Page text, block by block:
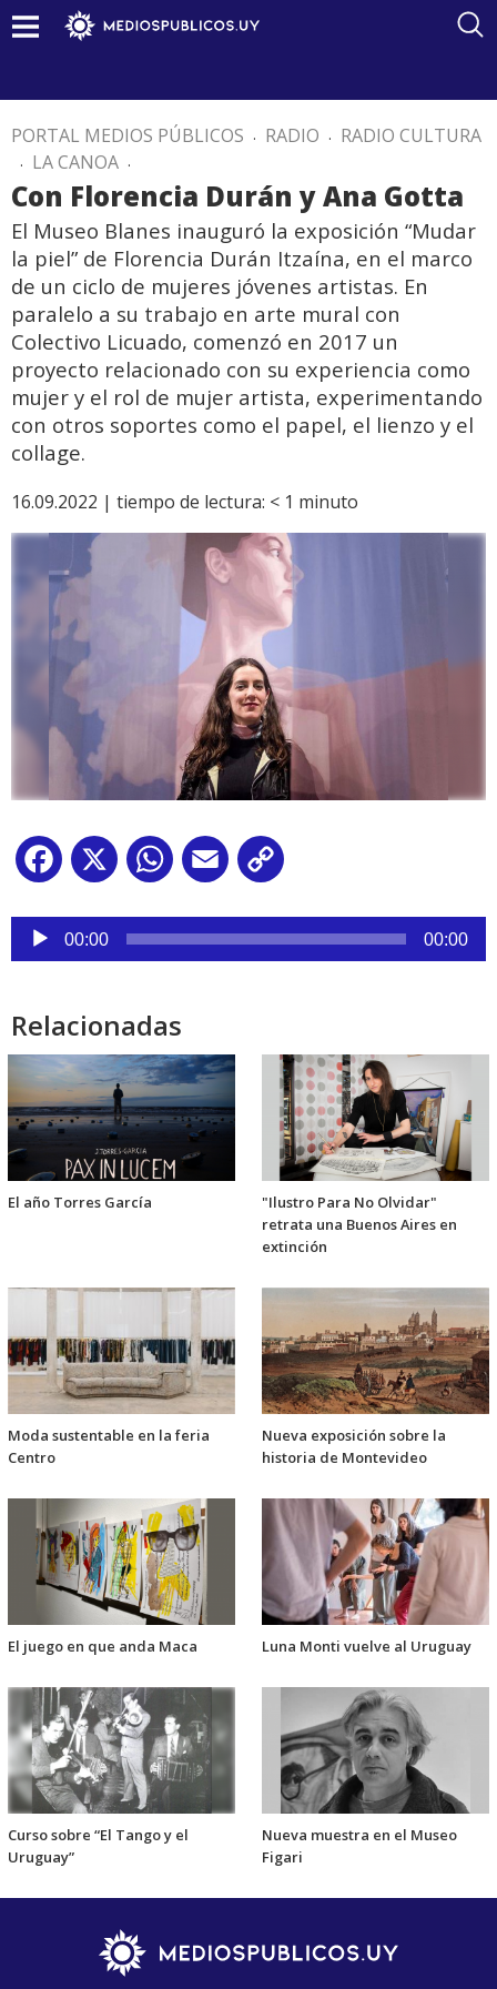
PORTAL MEDIOS PÚBLICOS . RADIO . RADIO CULTURA
. LA CANOA .
Con Florencia Durán y Ana Gotta
El Museo Blanes inauguró la exposición “Mudar
la piel” de Florencia Durán Itzaína, en el marco
de un ciclo de mujeres jóvenes artistas. En
paralelo a su trabajo en arte mural con
Colectivo Licuado, comenzó en 2017 un
proyecto relacionado con su experiencia como
mujer y el rol de mujer artista, experimentando
con otros soportes como el papel, el lienzo y el
collage.
16.09.2022 | tiempo de lectura: < 1 minuto
Facebook
X WhatsApp
Email
Reproductor
audio
00:00 00:00
Relacionadas
El año Torres García
"Ilustro Para No Olvidar"
retrata una Buenos Aires en
extinción
Moda sustentable en la feria
Centro
Nueva exposición sobre la
historia de Montevideo
El juego en que anda Maca Luna Monti vuelve al Uruguay
Curso sobre “El Tango y el
Uruguay”
Nueva muestra en el Museo
Figari